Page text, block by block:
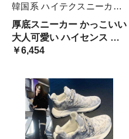
韓国系 ハイテクスニーカー
レディース ごつ可愛い メタ
リック シルバー ピンク 紫
パープル ベージュ グレー
グラデーション 淡色 黒
厚底スニーカー かっこいい
大人可愛い ハイセンス オ
ルチャン 韓国女子 おしゃ
ンニュイ 運動靴 セレブ ニ
ッチ 人気 映える 大学生 レ
ザー
￥6,454